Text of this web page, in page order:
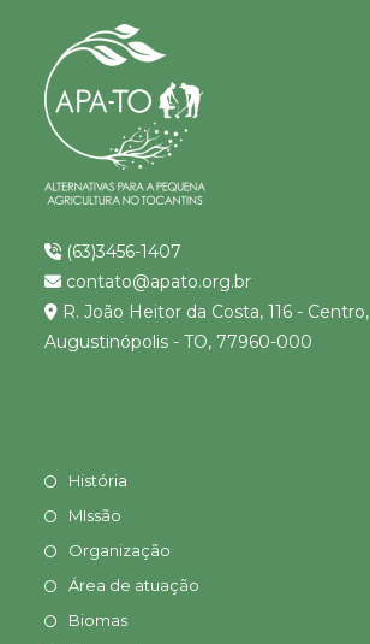
(63)3456-1407
contato@apato.org.br
R. João Heitor da Costa, 116 - Centro,
Augustinópolis - TO, 77960-000
História
MIssão
Organização
Área de atuação
Biomas